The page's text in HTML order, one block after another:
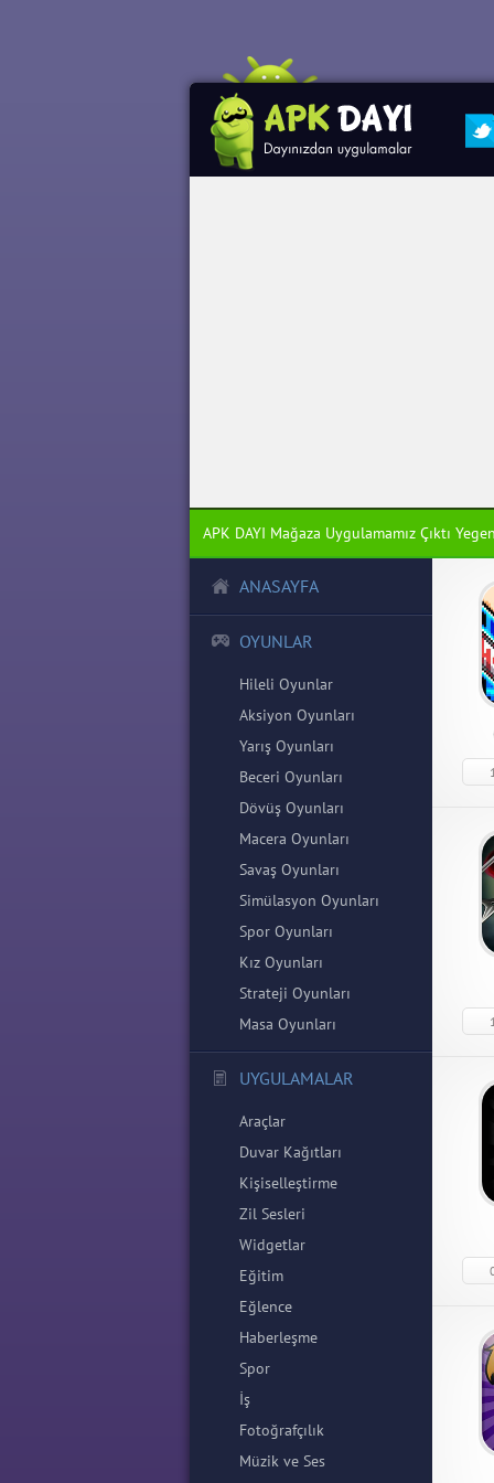
APK DAYI Mağaza Uygulamamız Çıktı
ANASAYFA
OYUNLAR
Hileli Oyunlar
Aksiyon Oyunları
Yarış Oyunları
Beceri Oyunları
Dövüş Oyunları
Macera Oyunları
Savaş Oyunları
Simülasyon Oyunları
Spor Oyunları
Kız Oyunları
Strateji Oyunları
Masa Oyunları
UYGULAMALAR
Araçlar
Duvar Kağıtları
Kişiselleştirme
Zil Sesleri
Widgetlar
Eğitim
Eğlence
Haberleşme
Spor
İş
Fotoğrafçılık
Müzik ve Ses
God
God
Mod